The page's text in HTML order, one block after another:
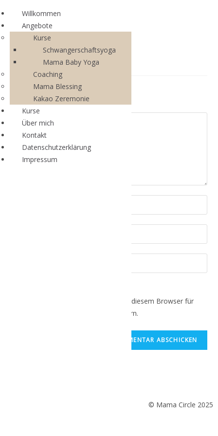
Schreibe einen Kommentar
Name, E-Mail-Adresse und Website in diesem Browser für
meinen nächsten Kommentar speichern.
© Mama Circle 2025
Willkommen
Angebote
Kurse
Schwangerschaftsyoga
Mama Baby Yoga
Coaching
Mama Blessing
Kakao Zeremonie
Kurse
Über mich
Kontakt
Datenschutzerklärung
Impressum